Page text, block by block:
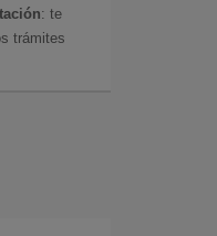
: te
trámites